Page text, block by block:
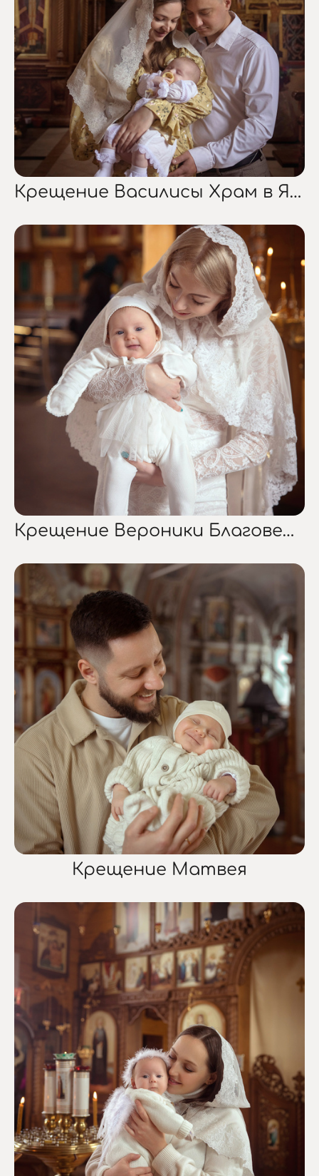
Крещение Василисы Храм в Ямном
Крещение Вероники Благовещенский собор
Крещение Матвея